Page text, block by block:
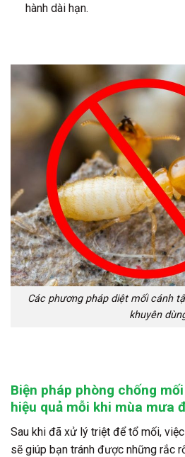
hành dài hạn.
Các phương pháp diệt mối cánh
khuyên
Biện pháp phòng chống
hiệu quả mỗi khi mùa mưa
Sau khi đã xử lý triệt để tổ mối,
sẽ giúp bạn tránh được những rắc